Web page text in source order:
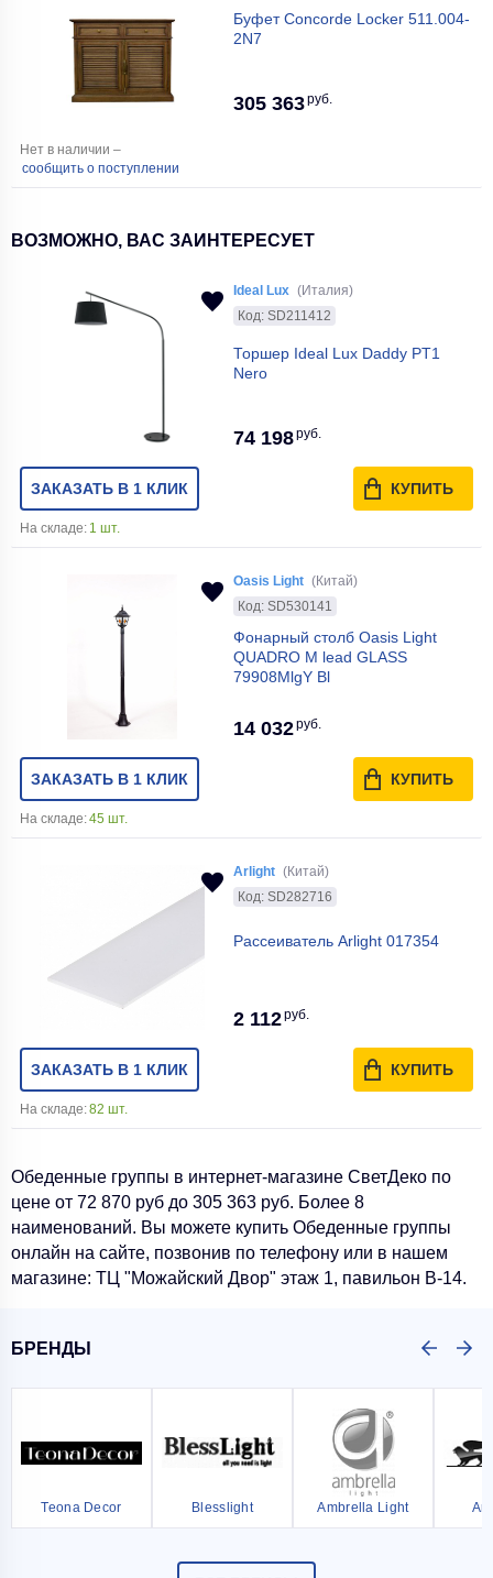
Буфет Concorde Locker 511.004-
2N7
305 363руб.
Нет в наличии –
сообщить о поступлении
ВОЗМОЖНО, ВАС ЗАИНТЕРЕСУЕТ
Ideal Lux (Италия)
Код: SD211412
Торшер Ideal Lux Daddy PT1
Nero
74 198руб.
ЗАКАЗАТЬ В 1 КЛИК КУПИТЬ
На складе: 1 шт.
Oasis Light (Китай)
Код: SD530141
Фонарный столб Oasis Light
QUADRO M lead GLASS
79908MlgY Bl
14 032руб.
ЗАКАЗАТЬ В 1 КЛИК КУПИТЬ
На складе:45 шт.
Arlight (Китай)
Код: SD282716
Рассеиватель Arlight 017354
2 112руб.
ЗАКАЗАТЬ В 1 КЛИК КУПИТЬ
На складе:82 шт.
Обеденные группы в интернет-магазине СветДеко по
цене от 72 870 руб до 305 363 руб. Более 8
наименований. Вы можете купить Обеденные группы
онлайн на сайте, позвонив по телефону или в нашем
магазине: ТЦ "Можайский Двор" этаж 1, павильон В-14.
БРЕНДЫ
Teona Decor Blesslight Ambrella Light